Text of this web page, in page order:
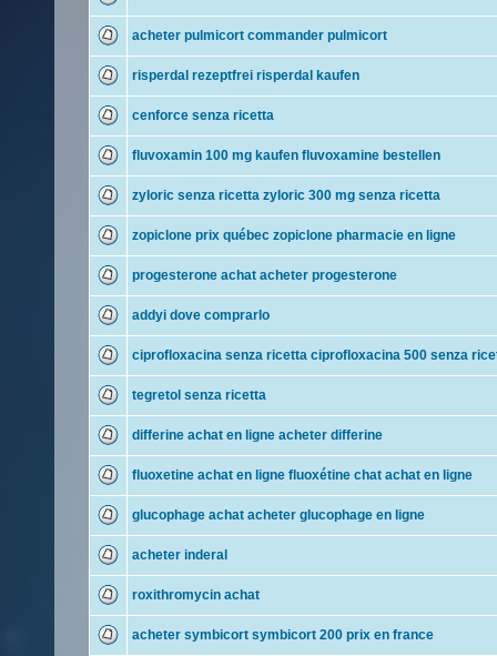
acheter pulmicort commander pulmicort
risperdal rezeptfrei risperdal kaufen
cenforce senza ricetta
fluvoxamin 100 mg kaufen fluvoxamine bestellen
zyloric senza ricetta zyloric 300 mg senza ricetta
zopiclone prix québec zopiclone pharmacie en ligne
progesterone achat acheter progesterone
addyi dove comprarlo
ciprofloxacina senza ricetta ciprofloxacina 500 senza
tegretol senza ricetta
differine achat en ligne acheter differine
fluoxetine achat en ligne fluoxétine chat achat en ligne
glucophage achat acheter glucophage en ligne
acheter inderal
roxithromycin achat
acheter symbicort symbicort 200 prix en france